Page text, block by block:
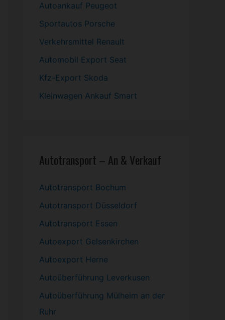
Autoankauf Peugeot
Sportautos Porsche
Verkehrsmittel Renault
Automobil Export Seat
Kfz-Export Skoda
Kleinwagen Ankauf Smart
Autotransport – An & Verkauf
Autotransport Bochum
Autotransport Düsseldorf
Autotransport Essen
Autoexport Gelsenkirchen
Autoexport Herne
Autoüberführung Leverkusen
Autoüberführung Mülheim an der
Ruhr